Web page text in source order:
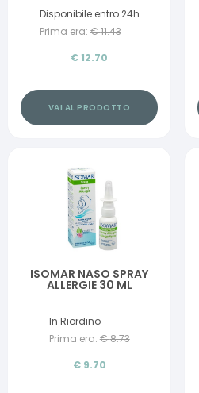
Disponibile entro 24h
Prima era: €11.43
€ 12.70
VAI AL PRODOTTO
ISOMAR NASO SPRAY
ALLERGIE 30 ML
In Riordino
Prima era: €8.73
€ 9.70